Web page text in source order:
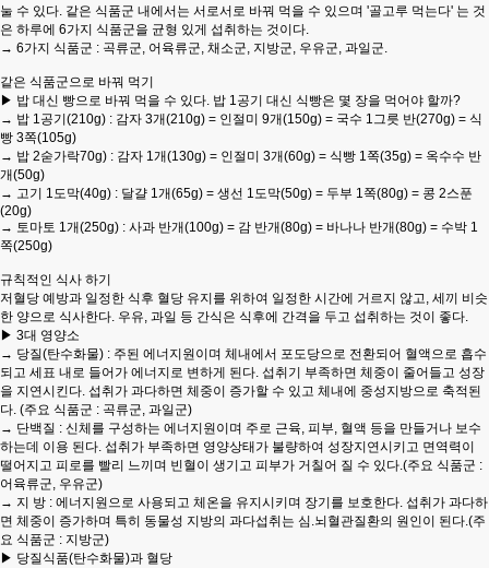
눌 수 있다. 같은 식품군 내에서는 서로서로 바꿔 먹을 수 있으며 '골고루 먹는다' 는 것
은 하루에 6가지 식품군을 균형 있게 섭취하는 것이다.
→ 6가지 식품군 : 곡류군, 어육류군, 채소군, 지방군, 우유군, 과일군.
같은 식품군으로 바꿔 먹기
▶ 밥 대신 빵으로 바꿔 먹을 수 있다. 밥 1공기 대신 식빵은 몇 장을 먹어야 할까?
→ 밥 1공기(210g) : 감자 3개(210g) = 인절미 9개(150g) = 국수 1그릇 반(270g) = 식
빵 3쪽(105g)
→ 밥 2숟가락70g) : 감자 1개(130g) = 인절미 3개(60g) = 식빵 1쪽(35g) = 옥수수 반
개(50g)
→ 고기 1도막(40g) : 달걀 1개(65g) = 생선 1도막(50g) = 두부 1쪽(80g) = 콩 2스푼
(20g)
→ 토마토 1개(250g) : 사과 반개(100g) = 감 반개(80g) = 바나나 반개(80g) = 수박 1
쪽(250g)
규칙적인 식사 하기
저혈당 예방과 일정한 식후 혈당 유지를 위하여 일정한 시간에 거르지 않고, 세끼 비슷
한 양으로 식사한다. 우유, 과일 등 간식은 식후에 간격을 두고 섭취하는 것이 좋다.
▶ 3대 영양소
→ 당질(탄수화물) : 주된 에너지원이며 체내에서 포도당으로 전환되어 혈액으로 흡수
되고 세표 내로 들어가 에너지로 변하게 된다. 섭취기 부족하면 체중이 줄어들고 성장
을 지연시킨다. 섭취가 과다하면 체중이 증가할 수 있고 체내에 중성지방으로 축적된
다. (주요 식품군 : 곡류군, 과일군)
→ 단백질 : 신체를 구성하는 에너지원이며 주로 근육, 피부, 혈액 등을 만들거나 보수
하는데 이용 된다. 섭취가 부족하면 영양상태가 불량하여 성장지연시키고 면역력이
떨어지고 피로를 빨리 느끼며 빈혈이 생기고 피부가 거칠어 질 수 있다.(주요 식품군 :
어육류군, 우유군)
→ 지 방 : 에너지원으로 사용되고 체온을 유지시키며 장기를 보호한다. 섭취가 과다하
면 체중이 증가하며 특히 동물성 지방의 과다섭취는 심.뇌혈관질환의 원인이 된다.(주
요 식품군 : 지방군)
▶ 당질식품(탄수화물)과 혈당